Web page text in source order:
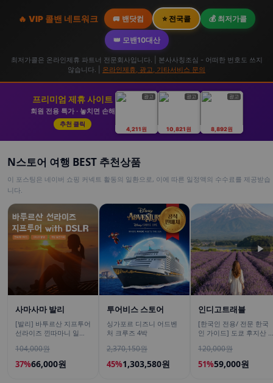
🔥 VIP 콜밴 네트워크 🚐 밴닷컴 ⭐ 전국콜 💰 최저가콜
👑 모밴10대산
최저가콜은 온라인제휴 파트너 전문회사입니다. | 본사사칭조심 - 어떠한 번호도 쓰지
않습니다. | 온라인제휴, 광고, 기타서비스 문의
프리미엄 제휴 사이트
회원 전용 특가 · 놓치면 손해
추천 클릭
광고
4,211원
광고
10,821원
광고
8,892원
N스토어 여행 BEST 추천상품
이 포스팅은 네이버 쇼핑 커넥트 활동의 일환으로, 이에 따른 일정액의 수수료를 제공받습
니다.
사마사마 발리
[발리] 바투르산 지프투어
선라이즈 낀따마니 일출
택시투어
104,000원
37%66,000원
투어비스 스토어
싱가포르 디즈니 어드벤
처 크루즈 4박
2,370,150원
45%1,303,580원
인디고트래블
[한국인 전용/ 전문 한국
인 가이드] 도쿄 후지산 1
카와시계점/DSLR 사진촬
영
120,000원
51%59,000원
▶